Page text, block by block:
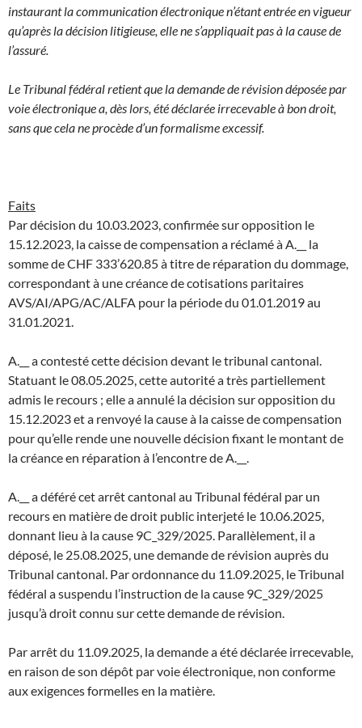
instaurant la communication électronique n’étant entrée en vigueur
qu’après la décision litigieuse, elle ne s’appliquait pas à la cause de
l’assuré.
Le Tribunal fédéral retient que la demande de révision déposée par
voie électronique a, dès lors, été déclarée irrecevable à bon droit,
sans que cela ne procède d’un formalisme excessif.
Faits
Par décision du 10.03.2023, confirmée sur opposition le
15.12.2023, la caisse de compensation a réclamé à A.__ la
somme de CHF 333’620.85 à titre de réparation du dommage,
correspondant à une créance de cotisations paritaires
AVS/AI/APG/AC/ALFA pour la période du 01.01.2019 au
31.01.2021.
A.__ a contesté cette décision devant le tribunal cantonal.
Statuant le 08.05.2025, cette autorité a très partiellement
admis le recours ; elle a annulé la décision sur opposition du
15.12.2023 et a renvoyé la cause à la caisse de compensation
pour qu’elle rende une nouvelle décision fixant le montant de
la créance en réparation à l’encontre de A.__.
A.__ a déféré cet arrêt cantonal au Tribunal fédéral par un
recours en matière de droit public interjeté le 10.06.2025,
donnant lieu à la cause 9C_329/2025. Parallèlement, il a
déposé, le 25.08.2025, une demande de révision auprès du
Tribunal cantonal. Par ordonnance du 11.09.2025, le Tribunal
fédéral a suspendu l’instruction de la cause 9C_329/2025
jusqu’à droit connu sur cette demande de révision.
Par arrêt du 11.09.2025, la demande a été déclarée irrecevable,
en raison de son dépôt par voie électronique, non conforme
aux exigences formelles en la matière.